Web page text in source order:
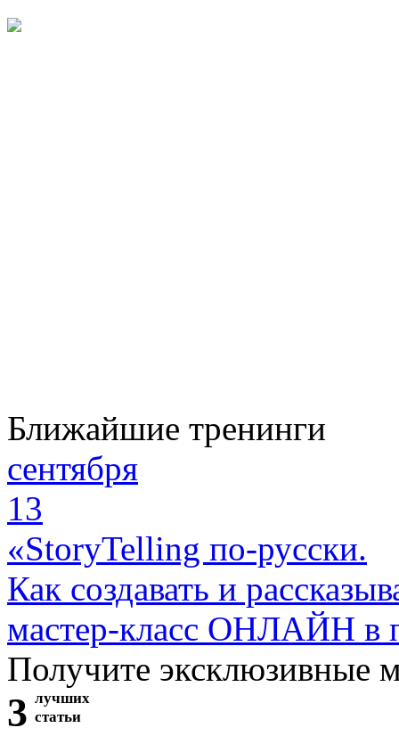
Ближайшие тренинги
сентября
13
«StoryTelling по-русски.
Как создавать и
мастер-класс ОНЛАЙН в
Получите эксклюзивные
3 лучших
статьи